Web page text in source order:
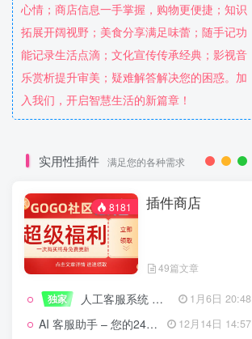
心情；商店信息一手掌握，购物更便捷；知识
拓展开阔视野；美食分享满足味蕾；随手记功
能记录生活点滴；文化宣传传承经典；影视音
乐赏析提升审美；疑难解答解决您的困惑。加
入我们，开启智慧生活的新篇章！
实用性插件 满足您的各种需求
8181 插件商店
49篇文章
独家 人工客服系统 技术开发文档 1月6日 20:48
AI 客服助手 – 您的24/7智能客服专家
12月14日 14:57